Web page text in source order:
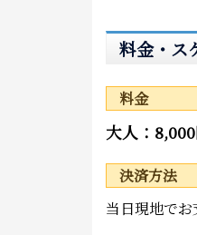
料金・ス
料金
大人：8,000
決済方法
当日現地で